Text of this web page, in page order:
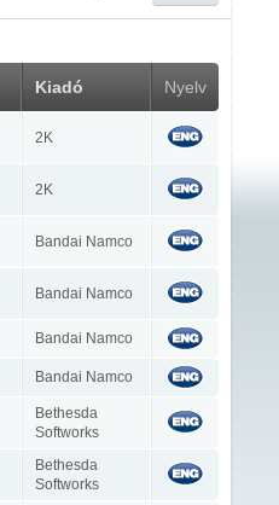
Kiadó Nyelv
2K
2K
Bandai Namco
Bandai Namco
Bandai Namco
Bandai Namco
Bethesda
Softworks
Bethesda
Softworks